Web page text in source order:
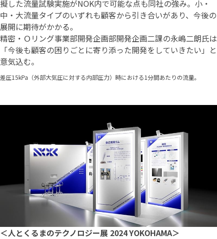
擬した流量試験実施がNOK内で可能な点も同社の強み。小・
中・大流量タイプのいずれも顧客から引き合いがあり、今後の
展開に期待がかかる。
精密・Ｏリング事業部開発企画部開発企画二課の永嶋二朗氏は
「今後も顧客の困りごとに寄り添った開発をしていきたい」と
意気込む。
差圧15kPa（外部大気圧に対する内部圧力）時における1分間あたりの流量。
＜人とくるまのテクノロジー展 2024 YOKOHAMA＞